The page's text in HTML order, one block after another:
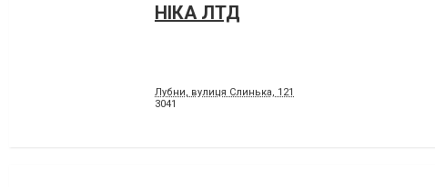
НІКА ЛТД
Лубни, вулиця Слинька, 121
3041